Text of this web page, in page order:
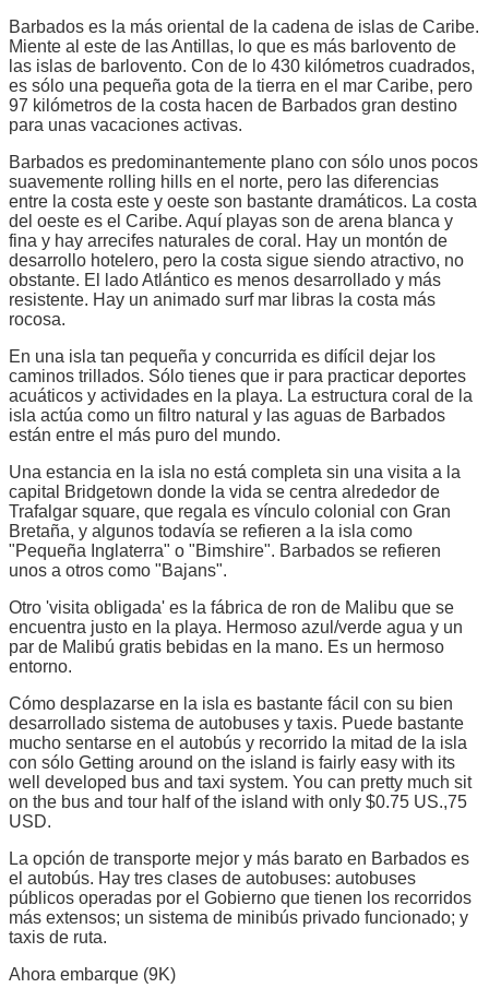
Barbados es la más oriental de la cadena de islas de Caribe.
Miente al este de las Antillas, lo que es más barlovento de
las islas de barlovento. Con de lo 430 kilómetros cuadrados,
es sólo una pequeña gota de la tierra en el mar Caribe, pero
97 kilómetros de la costa hacen de Barbados gran destino
para unas vacaciones activas.
Barbados es predominantemente plano con sólo unos pocos
suavemente rolling hills en el norte, pero las diferencias
entre la costa este y oeste son bastante dramáticos. La costa
del oeste es el Caribe. Aquí playas son de arena blanca y
fina y hay arrecifes naturales de coral. Hay un montón de
desarrollo hotelero, pero la costa sigue siendo atractivo, no
obstante. El lado Atlántico es menos desarrollado y más
resistente. Hay un animado surf mar libras la costa más
rocosa.
En una isla tan pequeña y concurrida es difícil dejar los
caminos trillados. Sólo tienes que ir para practicar deportes
acuáticos y actividades en la playa. La estructura coral de la
isla actúa como un filtro natural y las aguas de Barbados
están entre el más puro del mundo.
Una estancia en la isla no está completa sin una visita a la
capital Bridgetown donde la vida se centra alrededor de
Trafalgar square, que regala es vínculo colonial con Gran
Bretaña, y algunos todavía se refieren a la isla como
"Pequeña Inglaterra" o "Bimshire". Barbados se refieren
unos a otros como "Bajans".
Otro 'visita obligada' es la fábrica de ron de Malibu que se
encuentra justo en la playa. Hermoso azul/verde agua y un
par de Malibú gratis bebidas en la mano. Es un hermoso
entorno.
Cómo desplazarse en la isla es bastante fácil con su bien
desarrollado sistema de autobuses y taxis. Puede bastante
mucho sentarse en el autobús y recorrido la mitad de la isla
con sólo Getting around on the island is fairly easy with its
well developed bus and taxi system. You can pretty much sit
on the bus and tour half of the island with only $0.75 US.,75
USD.
La opción de transporte mejor y más barato en Barbados es
el autobús. Hay tres clases de autobuses: autobuses
públicos operadas por el Gobierno que tienen los recorridos
más extensos; un sistema de minibús privado funcionado; y
taxis de ruta.
Ahora embarque (9K)